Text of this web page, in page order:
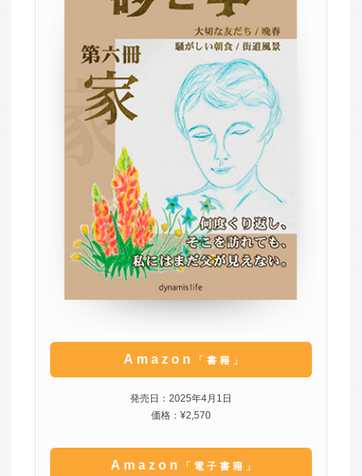
Amazon 「書籍」
発売日：2025年4月1日
価格：¥2,570
Amazon 「電子書籍」